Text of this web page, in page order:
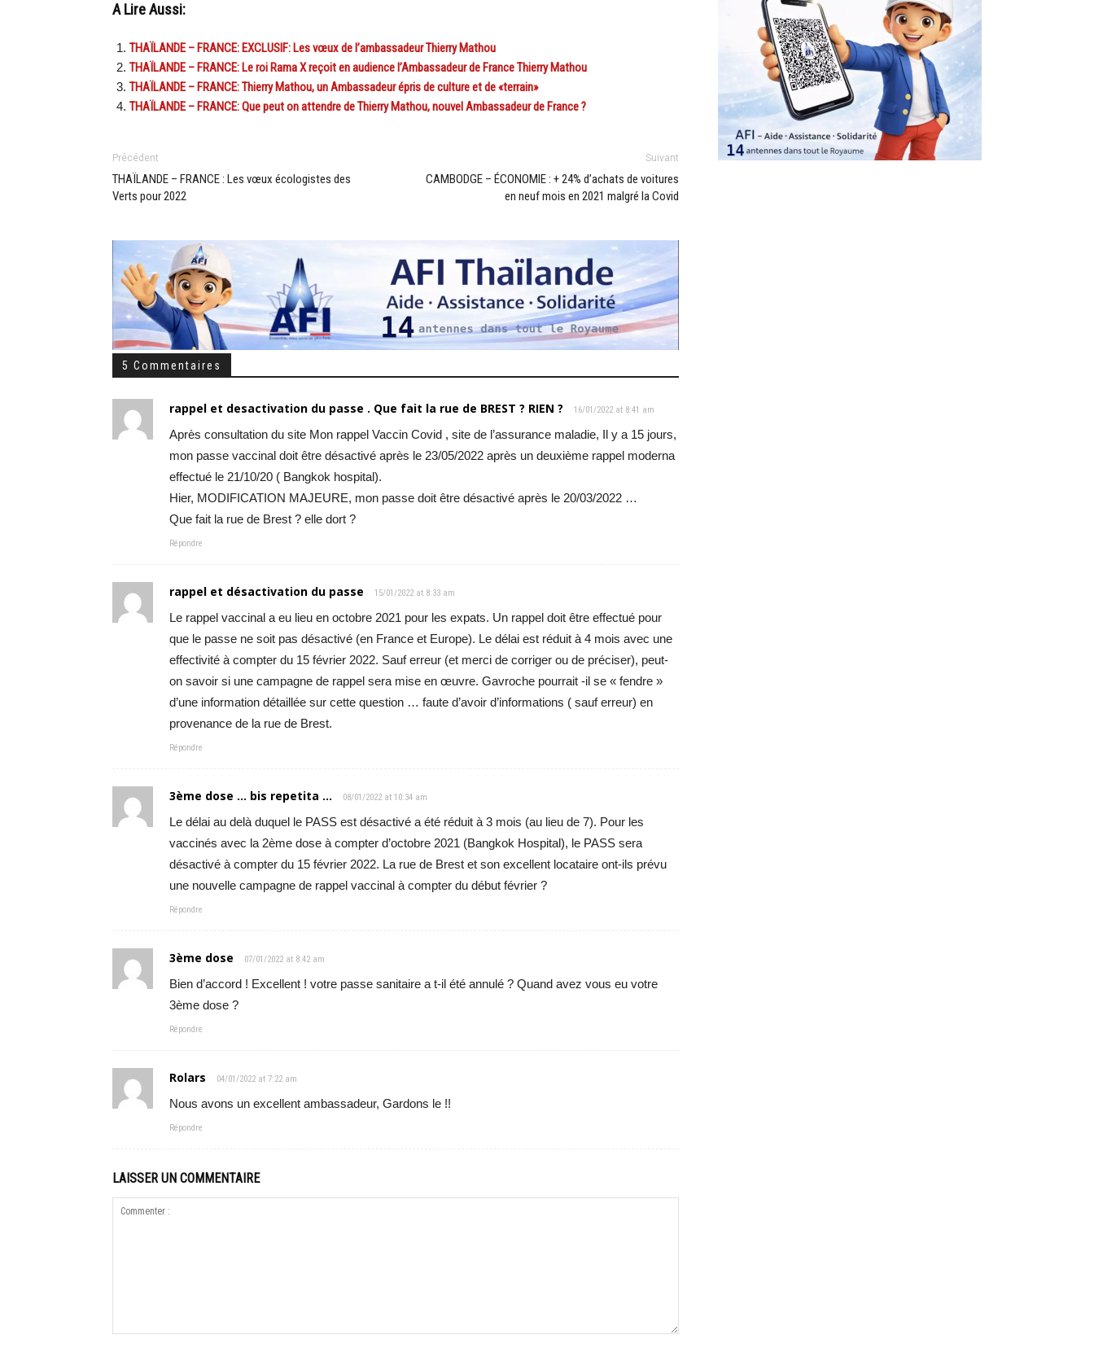
A Lire Aussi:
THAÏLANDE – FRANCE: EXCLUSIF: Les vœux de l’ambassadeur Thierry Mathou
THAÏLANDE – FRANCE: Le roi Rama X reçoit en audience l’Ambassadeur de France Thierry Mathou
THAÏLANDE – FRANCE: Thierry Mathou, un Ambassadeur épris de culture et de «terrain»
THAÏLANDE – FRANCE: Que peut on attendre de Thierry Mathou, nouvel Ambassadeur de France ?
Précédent
THAÏLANDE – FRANCE : Les vœux écologistes des
Verts pour 2022
Suivant
CAMBODGE – ÉCONOMIE : + 24% d’achats de voitures
en neuf mois en 2021 malgré la Covid
5 Commentaires
rappel et desactivation du passe . Que fait la rue de BREST ? RIEN ? 16/01/2022 at 8:41 am
Après consultation du site Mon rappel Vaccin Covid , site de l’assurance maladie, Il y a 15 jours,
mon passe vaccinal doit être désactivé après le 23/05/2022 après un deuxième rappel moderna
effectué le 21/10/20 ( Bangkok hospital).
Hier, MODIFICATION MAJEURE, mon passe doit être désactivé après le 20/03/2022 …
Que fait la rue de Brest ? elle dort ?
Répondre
rappel et désactivation du passe 15/01/2022 at 8:33 am
Le rappel vaccinal a eu lieu en octobre 2021 pour les expats. Un rappel doit être effectué pour
que le passe ne soit pas désactivé (en France et Europe). Le délai est réduit à 4 mois avec une
effectivité à compter du 15 février 2022. Sauf erreur (et merci de corriger ou de préciser), peut-
on savoir si une campagne de rappel sera mise en œuvre. Gavroche pourrait -il se « fendre »
d’une information détaillée sur cette question … faute d’avoir d’informations ( sauf erreur) en
provenance de la rue de Brest.
Répondre
3ème dose ... bis repetita ... 08/01/2022 at 10:34 am
Le délai au delà duquel le PASS est désactivé a été réduit à 3 mois (au lieu de 7). Pour les
vaccinés avec la 2ème dose à compter d’octobre 2021 (Bangkok Hospital), le PASS sera
désactivé à compter du 15 février 2022. La rue de Brest et son excellent locataire ont-ils prévu
une nouvelle campagne de rappel vaccinal à compter du début février ?
Répondre
3ème dose 07/01/2022 at 8:42 am
Bien d’accord ! Excellent ! votre passe sanitaire a t-il été annulé ? Quand avez vous eu votre
3ème dose ?
Répondre
Rolars 04/01/2022 at 7:22 am
Nous avons un excellent ambassadeur, Gardons le !!
Répondre
LAISSER UN COMMENTAIRE